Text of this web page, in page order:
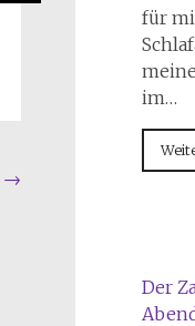
→
für
im…
Der